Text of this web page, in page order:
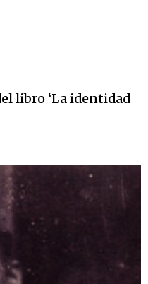
libro ‘La identidad